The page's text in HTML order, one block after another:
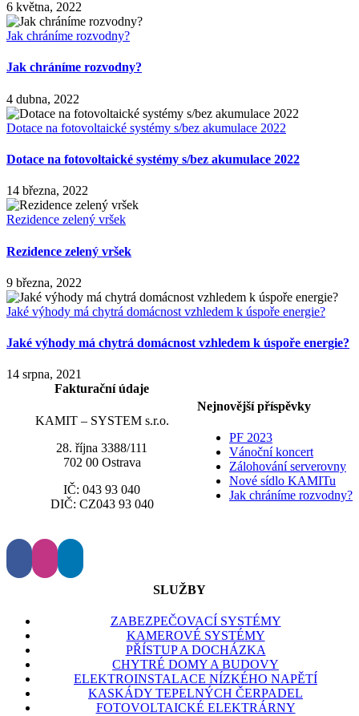
6 května, 2022
Jak chráníme rozvodny?
Jak chráníme rozvodny?
4 dubna, 2022
Dotace na fotovoltaické systémy s/bez akumulace 2022
Dotace na fotovoltaické systémy s/bez akumulace 2022
14 března, 2022
Rezidence zelený vršek
Rezidence zelený vršek
9 března, 2022
Jaké výhody má chytrá domácnost vzhledem k úspoře energie?
Jaké výhody má chytrá domácnost vzhledem k úspoře energie?
14 srpna, 2021
Nejnovější příspěvky
PF 2023
Vánoční koncert
Zálohování serverovny
Nové sídlo KAMITu
Jak chráníme rozvodny?
Fakturační údaje
KAMIT – SYSTEM s.r.o.
28. října 3388/111
702 00 Ostrava
IČ: 043 93 040
DIČ: CZ043 93 040
SLUŽBY
ZABEZPEČOVACÍ SYSTÉMY
KAMEROVÉ SYSTÉMY
PŘÍSTUP A DOCHÁZKA
CHYTRÉ DOMY A BUDOVY
ELEKTROINSTALACE NÍZKÉHO NAPĚTÍ
KASKÁDY TEPELNÝCH ČERPADEL
FOTOVOLTAICKÉ ELEKTRÁRNY